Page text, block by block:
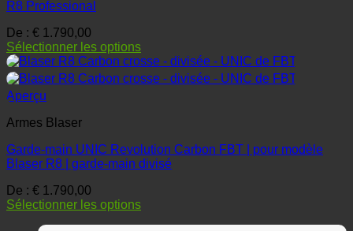
R8 Professional
De : € 1.790,00
Sélectionner les options
Aperçu
Armes Blaser
Garde-main UNIC Revolution Carbon FBT | pour modèle
Blaser R8 | garde-main divisé
De : € 1.790,00
Sélectionner les options